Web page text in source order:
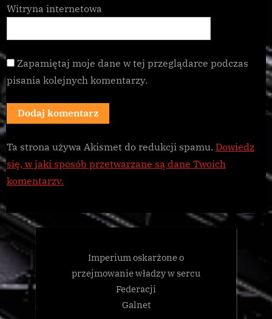
Witryna internetowa
Zapamiętaj moje dane w tej przeglądarce podczas
pisania kolejnych komentarzy.
Ta strona używa Akismet do redukcji spamu. Dowiedz
się, w jaki sposób przetwarzane są dane Twoich
komentarzy.
Imperium oskarżone o
przejmowanie władzy w sercu
Federacji
Galnet